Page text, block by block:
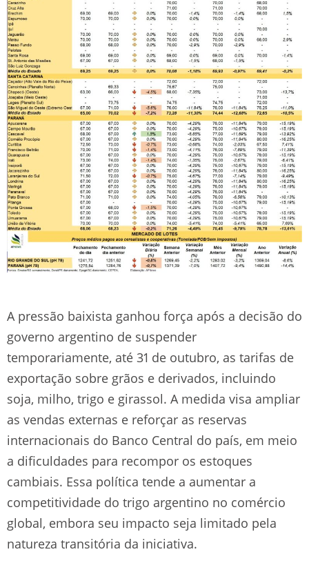
A pressão baixista ganhou força após a decisão do
governo argentino de suspender
temporariamente, até 31 de outubro, as tarifas de
exportação sobre grãos e derivados, incluindo
soja, milho, trigo e girassol. A medida visa ampliar
as vendas externas e reforçar as reservas
internacionais do Banco Central do país, em meio
a dificuldades para recompor os estoques
cambiais. Essa política tende a aumentar a
competitividade do trigo argentino no comércio
global, embora seu impacto seja limitado pela
natureza transitória da iniciativa.